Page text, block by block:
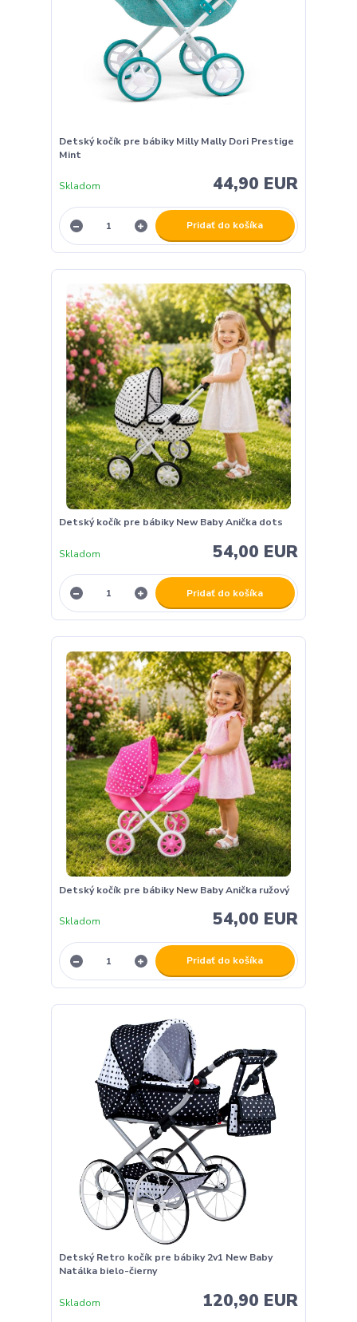
Detský kočík pre bábiky Milly Mally Dori Prestige
Mint
44,90 EUR
Skladom
Pridať do košíka
Detský kočík pre bábiky New Baby Anička dots
54,00 EUR
Skladom
Pridať do košíka
Detský kočík pre bábiky New Baby Anička ružový
54,00 EUR
Skladom
Pridať do košíka
Detský Retro kočík pre bábiky 2v1 New Baby
Natálka bielo-čierny
120,90 EUR
Skladom